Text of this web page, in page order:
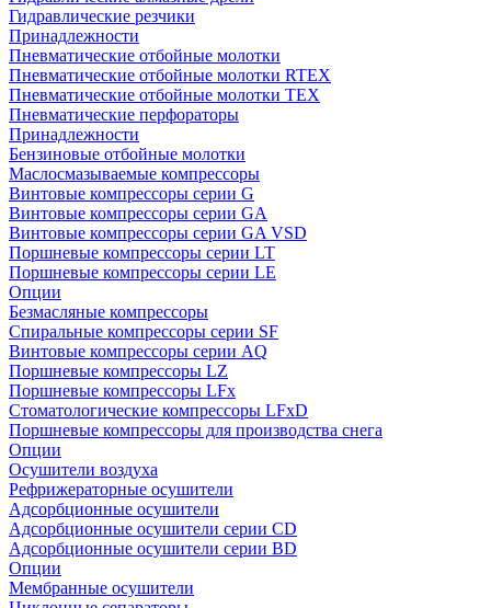
Гидравлические резчики
Принадлежности
Пневматические отбойные молотки
Пневматические отбойные молотки RTEX
Пневматические отбойные молотки TEX
Пневматические перфораторы
Принадлежности
Бензиновые отбойные молотки
Маслосмазываемые компрессоры
Винтовые компрессоры серии G
Винтовые компрессоры cерии GA
Винтовые компрессоры cерии GA VSD
Поршневые компрессоры серии LT
Поршневые компрессоры серии LE
Опции
Безмасляные компрессоры
Спиральные компрессоры серии SF
Винтовые компрессоры серии AQ
Поршневые компрессоры LZ
Поршневые компрессоры LFx
Стоматологические компрессоры LFxD
Поршневые компрессоры для производства снега
Опции
Осушители воздуха
Рефрижераторные осушители
Адсорбционные осушители
Адсорбционные осушители серии CD
Адсорбционные осушители серии BD
Опции
Мембранные осушители